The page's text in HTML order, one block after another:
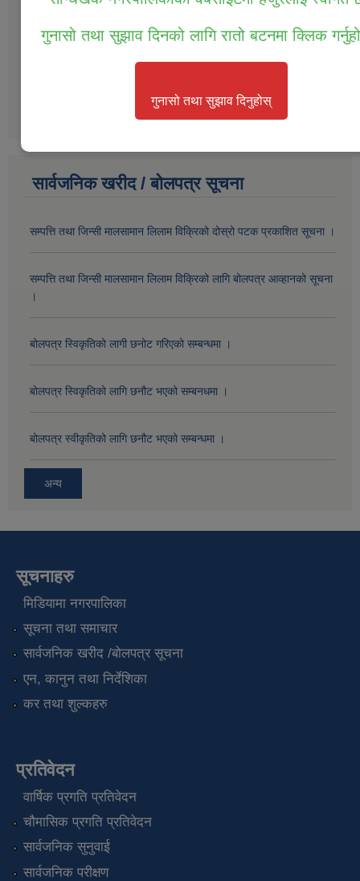
प्रगति प्रतिवेदन 2076-077
सार्वजनिक खरीद / बोलपत्र सूचना
सम्पत्ति तथा जिन्सी मालसामान लिलाम विक्रिको दोस्रो पटक प्रकाशित सूचना ।
सम्पत्ति तथा जिन्सी मालसामान लिलाम विक्रिको लागि बोलपत्र आव्हानको सूचना
।
बोलपत्र स्विकृतिको लागी छनोट गरिएको सम्बन्धमा ।
बोलपत्र स्विकृतिको लागि छनौट भएको सम्बनधमा ।
बोलपत्र स्वीकृतिको लागि छनौट भएको सम्बन्धमा ।
अन्य
सूचनाहरु
मिडियामा नगरपालिका
सूचना तथा समाचार
सार्वजनिक खरीद /बोलपत्र सूचना
एन, कानुन तथा निर्देशिका
कर तथा शुल्कहरु
प्रतिवेदन
वार्षिक प्रगति प्रतिवेदन
चौमासिक प्रगति प्रतिवेदन
सार्वजनिक सुनुवाई
सार्वजनिक परीक्षण
गुनासो तथा सुझाव दिनको लागि रातो बटनमा क्लिक
गुनासो तथा सुझाव दिनुहोस्